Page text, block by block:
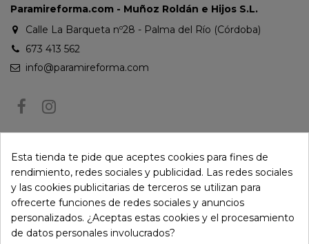
Paramireforma.com - Muñoz Roldán e Hijos S.L.
Calle La Barqueta nº28 - Palma del Río (Córdoba)
673 413 562
info@paramireforma.com
Puede darse de baja en cualquier momento. Para ello, consulte nuestra
información de contacto en el aviso legal.
Esta tienda te pide que aceptes cookies para fines de
rendimiento, redes sociales y publicidad. Las redes sociales
y las cookies publicitarias de terceros se utilizan para
ofrecerte funciones de redes sociales y anuncios
personalizados. ¿Aceptas estas cookies y el procesamiento
de datos personales involucrados?